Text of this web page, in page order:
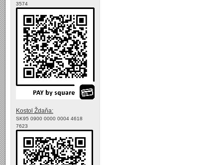
3574
Kostol Ždaňa:
SK95 0900 0000 0004 4618
7623